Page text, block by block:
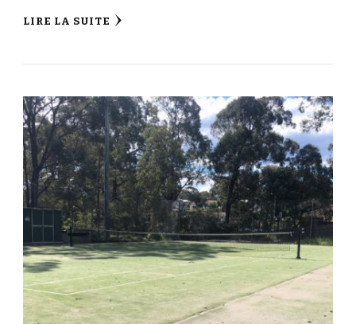
LIRE LA SUITE